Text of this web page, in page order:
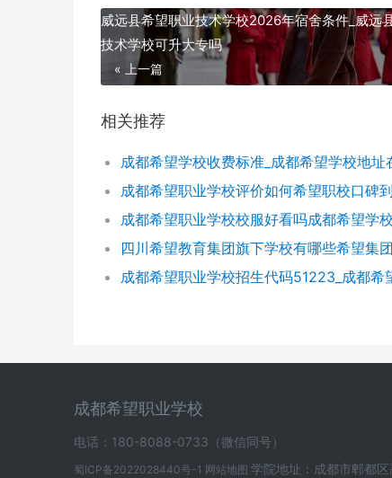
威远县希望职业技术学校2026年宿舍条件_威远
技术学校可升大专吗
« 上一篇
相关推荐
成都希望职业学校
电话：180-8088-0733（微信同号）
蜀ICP备2022028440号-1 网站地图 学院地址：成都市郫都